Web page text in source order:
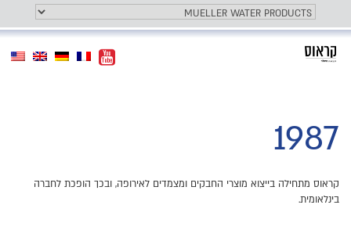
Toggle
navigation
navigation
המותג שלנו
1987
קראוס מתחילה בייצוא מוצרי החבקים ומצמדים לאירופה, ובכך הופכת לחברה
בינלאומית.